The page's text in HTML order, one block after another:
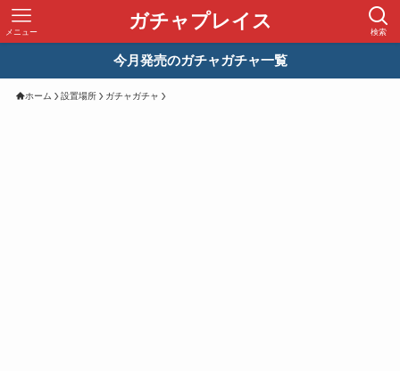
ガチャプレイス 検索
メニュー
今月発売のガチャガチャ一覧
ホーム 設置場所 ガチャガチャ